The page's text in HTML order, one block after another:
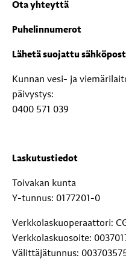
Ota yhteyttä
Puhelinnumerot
Lähetä suojattu
Kunnan vesi- ja
päivystys:
0400 571 039
Laskutustiedot
Toivakan kunta
Y-tunnus: 0177201-0
Verkkolaskuoperaattori:
Verkkolaskuosoite:
Välittäjätunnus: